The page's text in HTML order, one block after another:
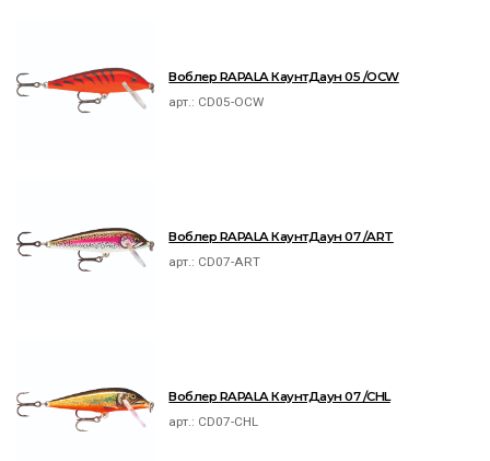
Воблер RAPALA КаунтДаун 05 /OCW
арт.: CD05-OCW
Воблер RAPALA КаунтДаун 07 /ART
арт.: CD07-ART
Воблер RAPALA КаунтДаун 07 /CHL
арт.: CD07-CHL